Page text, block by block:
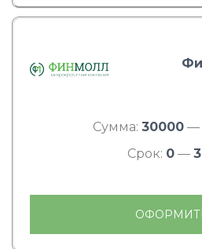
Сумма: 30000 —
Срок: 0 —